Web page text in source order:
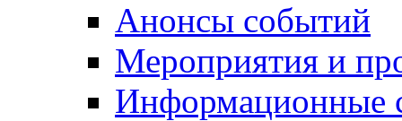
Анонсы событий
Мероприятия и
Информационные